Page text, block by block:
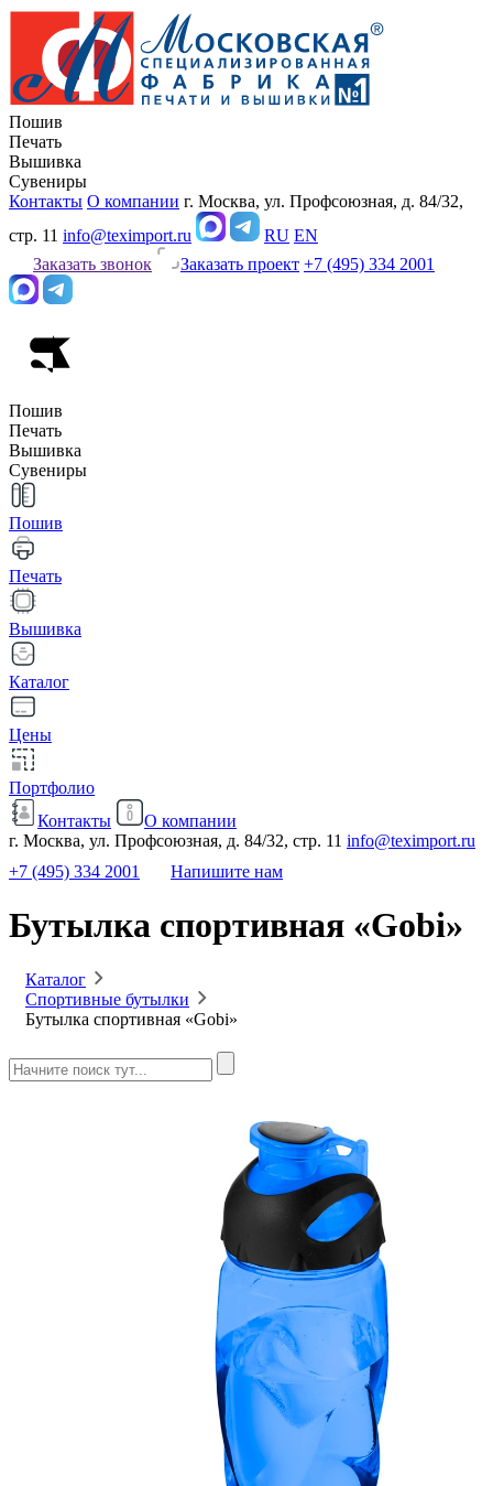
Пошив
Печать
Вышивка
Сувениры
Контакты О компании г. Москва, ул. Профсоюзная, д. 84/32,
стр. 11 info@teximport.ru RU EN
Заказать звонок
Заказать проект +7 (495) 334 2001
Пошив
Печать
Вышивка
Сувениры
Пошив
Печать
Вышивка
Каталог
Цены
Портфолио
Контакты
О компании
г. Москва, ул. Профсоюзная, д. 84/32, стр. 11 info@teximport.ru
+7 (495) 334 2001
Напишите нам
Бутылка спортивная «Gobi»
Каталог
Спортивные бутылки
Бутылка спортивная «Gobi»